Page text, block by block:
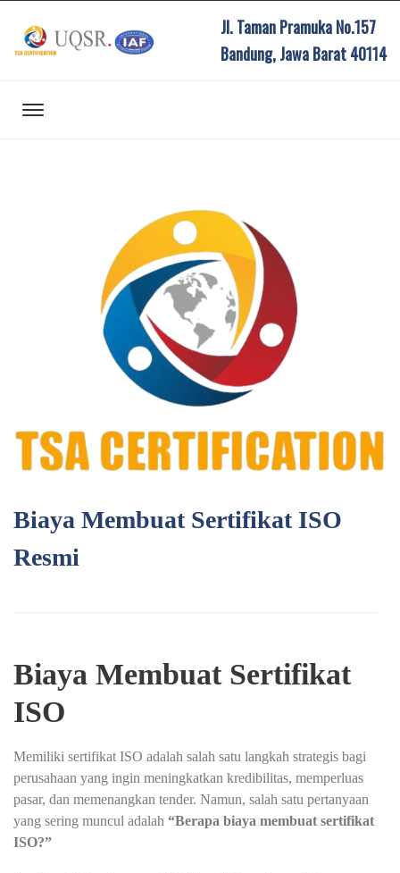
Jl. Taman Pramuka No.157
Bandung, Jawa Barat 40114
Biaya Membuat Sertifikat ISO
Resmi
Biaya Membuat Sertifikat
ISO
Memiliki sertifikat ISO adalah salah satu langkah strategis bagi
perusahaan yang ingin meningkatkan kredibilitas, memperluas
pasar, dan memenangkan tender. Namun, salah satu pertanyaan
yang sering muncul adalah “Berapa biaya membuat sertifikat
ISO?”